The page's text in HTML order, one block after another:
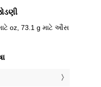
oz, 73.1 g માટે ઔંસ